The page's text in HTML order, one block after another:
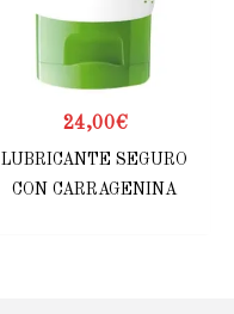
24,00€
LUBRICANTE SEGURO
CON CARRAGENINA